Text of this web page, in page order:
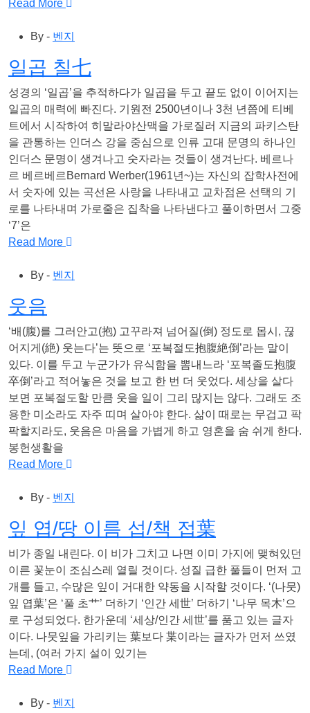
Read More
By - 벤지
일곱 칠七
성경의 ‘일곱’을 추적하다가 일곱을 두고 끝도 없이 이어지는
일곱의 매력에 빠진다. 기원전 2500년이나 3천 년쯤에 티베
트에서 시작하여 히말라야산맥을 가로질러 지금의 파키스탄
을 관통하는 인더스 강을 중심으로 인류 고대 문명의 하나인
인더스 문명이 생겨나고 숫자라는 것들이 생겨난다. 베르나
르 베르베르Bernard Werber(1961년~)는 자신의 잡학사전에
서 숫자에 있는 곡선은 사랑을 나타내고 교차점은 선택의 기
로를 나타내며 가로줄은 집착을 나타낸다고 풀이하면서 그중
‘7’은
Read More
By - 벤지
웃음
‘배(腹)를 그러안고(抱) 고꾸라져 넘어질(倒) 정도로 몹시, 끊
어지게(絶) 웃는다’는 뜻으로 ‘포복절도抱腹絶倒’라는 말이
있다. 이를 두고 누군가가 유식함을 뽐내느라 ‘포복졸도抱腹
卒倒’라고 적어놓은 것을 보고 한 번 더 웃었다. 세상을 살다
보면 포복절도할 만큼 웃을 일이 그리 많지는 않다. 그래도 조
용한 미소라도 자주 띠며 살아야 한다. 삶이 때로는 무겁고 팍
팍할지라도, 웃음은 마음을 가볍게 하고 영혼을 숨 쉬게 한다.
봉헌생활을
Read More
By - 벤지
잎 엽/땅 이름 섭/책 접葉
비가 종일 내린다. 이 비가 그치고 나면 이미 가지에 맺혀있던
이른 꽃눈이 조심스레 열릴 것이다. 성질 급한 풀들이 먼저 고
개를 들고, 수많은 잎이 거대한 약동을 시작할 것이다. ‘(나뭇)
잎 엽葉’은 ‘풀 초艹’ 더하기 ‘인간 세世’ 더하기 ‘나무 목木’으
로 구성되었다. 한가운데 ‘세상/인간 세世’를 품고 있는 글자
이다. 나뭇잎을 가리키는 葉보다 枼이라는 글자가 먼저 쓰였
는데, (여러 가지 설이 있기는
Read More
By - 벤지